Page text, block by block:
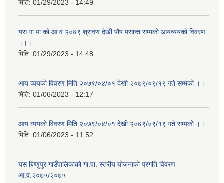
मिति: 01/29/2023 - 14:49
यस गा.पा.को आ.व.२०७९ श्रावण देखी पौष मसान्त सम्मको आयव्ययको विवरण
।।।
मिति: 01/29/2023 - 14:48
आय व्ययको विवरण मिति २०७९/०४/०१ देखी २०७९/०९/१९ गते सम्मको ।।
मिति: 01/06/2023 - 12:17
आय व्ययको विवरण मिति २०७९/०४/०१ देखी २०७९/०९/१९ गते सम्मको ।।
मिति: 01/06/2023 - 11:52
यस बिष्णुपुर गाउँपालिकाको गा.पा. स्तरीय योजनाको प्रगति विवरण
आ.व.२०७५/२०७५